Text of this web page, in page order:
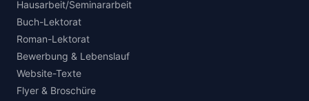
Hausarbeit/Seminararbeit
Buch-Lektorat
Roman-Lektorat
Bewerbung & Lebenslauf
Website-Texte
Flyer & Broschüre